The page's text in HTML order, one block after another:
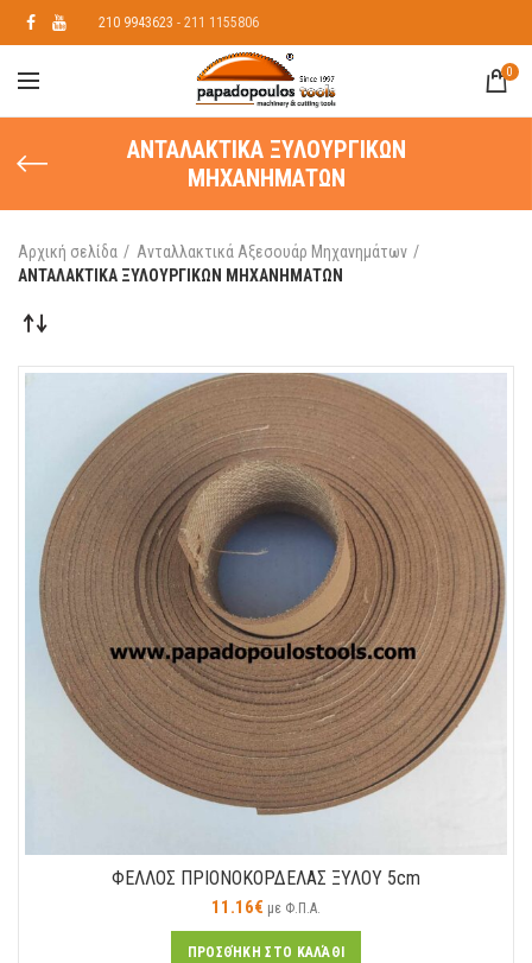
210 9943623 - 211 1155806
0
ΑΝΤΑΛΑΚΤΙΚΑ ΞΥΛΟΥΡΓΙΚΩΝ
ΜΗΧΑΝΗΜΑΤΩΝ
Αρχική σελίδα
Ανταλλακτικά Αξεσουάρ Μηχανημάτων
ΑΝΤΑΛΑΚΤΙΚΑ ΞΥΛΟΥΡΓΙΚΩΝ ΜΗΧΑΝΗΜΑΤΩΝ
ΦΕΛΛΟΣ ΠΡΙΟΝΟΚΟΡΔΕΛΑΣ ΞΥΛΟΥ 5cm
11.16€ με Φ.Π.Α.
ΠΡΟΣΘΉΚΗ ΣΤΟ ΚΑΛΆΘΙ